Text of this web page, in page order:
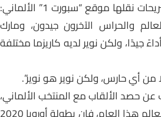
وقال بواتينج، خلال تصريحات نقلها موقع “سبورت 1” الألماني:
والحراس الآخرون جيدون، ومارك
جيدًا، ولكن نوير لديه كاريزما مختلفة
أي حارس، ولكن نوير هو نوير”.
حصد الألقاب مع المنتخب الألماني،